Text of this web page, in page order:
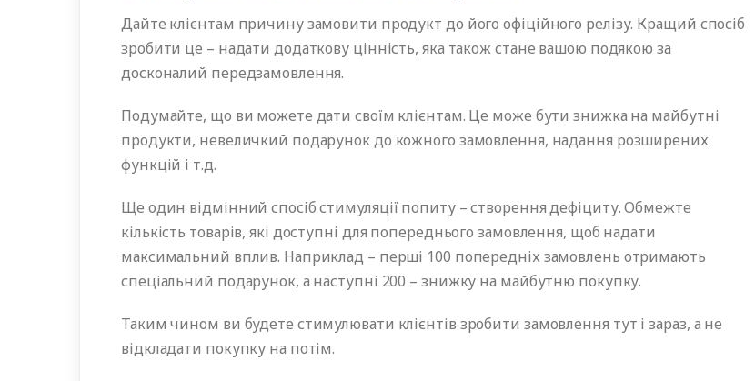
Дайте клієнтам причину замовити продукт до його офіційного релізу. Кращий спосіб
зробити це – надати додаткову цінність, яка також стане вашою подякою за
досконалий передзамовлення.
Подумайте, що ви можете дати своїм клієнтам. Це може бути знижка на майбутні
продукти, невеличкий подарунок до кожного замовлення, надання розширених
функцій і т.д.
Ще один відмінний спосіб стимуляції попиту – створення дефіциту. Обмежте
кількість товарів, які доступні для попереднього замовлення, щоб надати
максимальний вплив. Наприклад – перші 100 попередніх замовлень отримають
спеціальний подарунок, а наступні 200 – знижку на майбутню покупку.
Таким чином ви будете стимулювати клієнтів зробити замовлення тут і зараз, а не
відкладати покупку на потім.